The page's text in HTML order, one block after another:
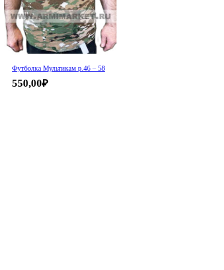
Футболка Мультикам р.46 – 58
550,00₽